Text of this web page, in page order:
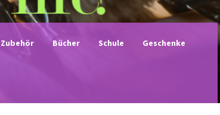
Zubehör Bücher Schule Geschenke